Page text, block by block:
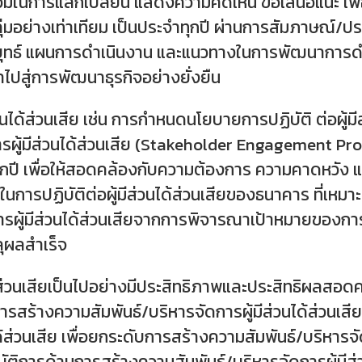
อย่างเท่าเทียม เป็นประจำทุกปี ผ่านการสัมภาษณ์/
แผนการดำเนินงาน และแนวทางในการพัฒนาการ
ไปสู่การพัฒนาธุรกิจอย่างยั่งยืน
ด้ส่วนเสีย เช่น การกำหนดนโยบายการปฏิบัติ ต่อผู้
มีส่วนได้ส่วนเสีย (Stakeholder Engagement
ปี เพื่อให้สอดคล้องกับความต้องการ ความคาดหวัง
นการปฏิบัติต่อผู้มีส่วนได้ส่วนเสียของธนาคาร ที่เหม
มีส่วนได้ส่วนเสียจากการพิจารณาเป้าหมายของก
ลสำเร็จ
นเสียเป็นไปอย่างมีประสิทธิภาพและประสิทธิผลส
ร้างความสัมพันธ์/บริหารจัดการผู้มีส่วนได้ส่วนเสีย
นเสีย เพื่อยกระดับการสร้างความสัมพันธ์/บริหาร